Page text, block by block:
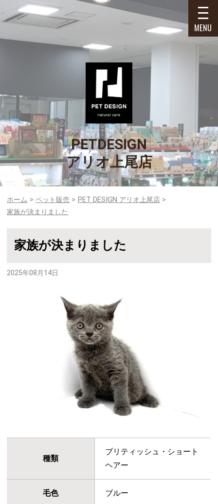
PETDESIGN
アリオ上尾店
MENU
ホーム ペット販売
PET DESIGN アリオ上尾店
家族が決まりました
家族が決まりました
2025年08月14日
種類
ブリティッシュ・ショート
ヘアー
毛色 ブルー